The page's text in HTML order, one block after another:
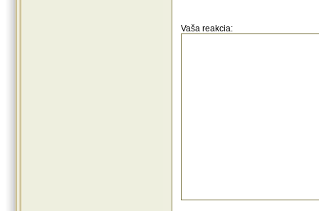
Vaša reakcia: